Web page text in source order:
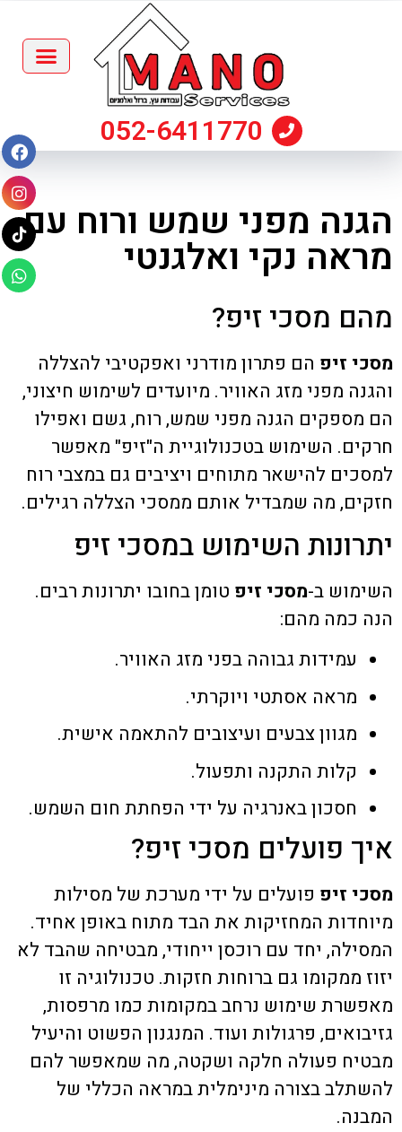
052-6411770
הגנה מפני שמש ורוח עם
מראה נקי ואלגנטי
מהם מסכי זיפ?
מסכי זיפ הם פתרון מודרני ואפקטיבי להצללה
והגנה מפני מזג האוויר. מיועדים לשימוש חיצוני,
הם מספקים הגנה מפני שמש, רוח, גשם ואפילו
חרקים. השימוש בטכנולוגיית ה"זיפ" מאפשר
למסכים להישאר מתוחים ויציבים גם במצבי רוח
חזקים, מה שמבדיל אותם ממסכי הצללה רגילים.
יתרונות השימוש במסכי זיפ
השימוש ב-מסכי זיפ טומן בחובו יתרונות רבים.
הנה כמה מהם:
עמידות גבוהה בפני מזג האוויר.
מראה אסתטי ויוקרתי.
מגוון צבעים ועיצובים להתאמה אישית.
קלות התקנה ותפעול.
חסכון באנרגיה על ידי הפחתת חום השמש.
איך פועלים מסכי זיפ?
מסכי זיפ פועלים על ידי מערכת של מסילות
מיוחדות המחזיקות את הבד מתוח באופן אחיד.
המסילה, יחד עם רוכסן ייחודי, מבטיחה שהבד לא
יזוז ממקומו גם ברוחות חזקות. טכנולוגיה זו
מאפשרת שימוש נרחב במקומות כמו מרפסות,
גזיבואים, פרגולות ועוד. המנגנון הפשוט והיעיל
מבטיח פעולה חלקה ושקטה, מה שמאפשר להם
להשתלב בצורה מינימלית במראה הכללי של
המבנה.